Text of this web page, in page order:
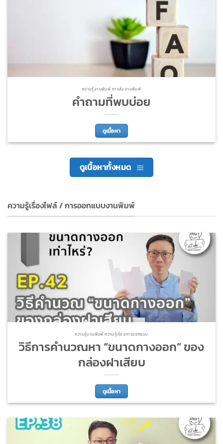
ความรู้งานพิมพ์ การสั่งงานพิมพ์
คำถามที่พบบ่อย
ดูเนื้อหา
ดูเนื้อหาทั้งหมด
ความรู้เรื่องไฟล์ / การออกแบบงานพิมพ์
ความรู้งานพิมพ์ ความรู้เรื่องการออกแบบ
วิธีการคำนวณหา “ขนาดกางออก” ของ
กล่องฝาเสียบ
ดูเนื้อหา